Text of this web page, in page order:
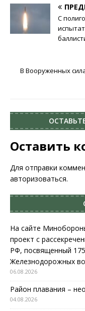
С
В Вооруженных
Оставить
Для отправки
авторизоваться.
На сайте
проект с
РФ, посвященный
Железнодорожных
06.08.2026
Район плавания –
04.08.2026